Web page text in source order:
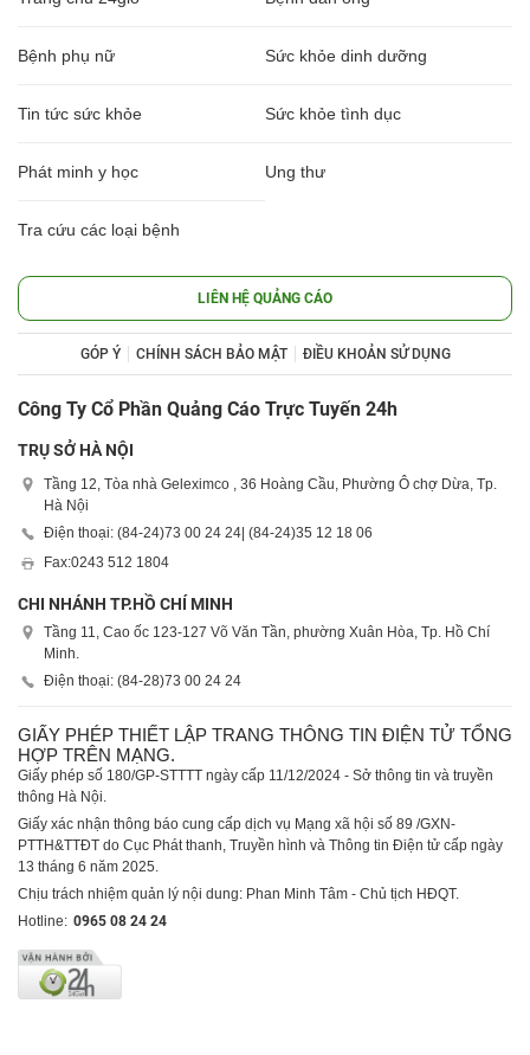
Bệnh phụ nữ Sức khỏe dinh dưỡng
Tin tức sức khỏe Sức khỏe tình dục
Phát minh y học Ung thư
Tra cứu các loại bệnh
LIÊN HỆ QUẢNG CÁO
GÓP Ý CHÍNH SÁCH BẢO MẬT ĐIỀU KHOẢN SỬ DỤNG
Công Ty Cổ Phần Quảng Cáo Trực Tuyến 24h
TRỤ SỞ HÀ NỘI
Tầng 12, Tòa nhà Geleximco , 36 Hoàng Cầu, Phường Ô chợ Dừa, Tp.
Hà Nội
Điện thoại: (84-24)73 00 24 24 | (84-24)35 12 18 06
Fax:0243 512 1804
CHI NHÁNH TP.HỒ CHÍ MINH
Tầng 11, Cao ốc 123-127 Võ Văn Tần, phường Xuân Hòa, Tp. Hồ Chí
Minh.
Điện thoại: (84-28)73 00 24 24
GIẤY PHÉP THIẾT LẬP TRANG THÔNG TIN ĐIỆN TỬ TỔNG
HỢP TRÊN MẠNG.
Giấy phép số 180/GP-STTTT ngày cấp 11/12/2024 - Sở thông tin và truyền
thông Hà Nội.
Giấy xác nhận thông báo cung cấp dịch vụ Mạng xã hội số 89 /GXN-
PTTH&TTĐT do Cục Phát thanh, Truyền hình và Thông tin Điện tử cấp ngày
13 tháng 6 năm 2025.
Chịu trách nhiệm quản lý nội dung: Phan Minh Tâm - Chủ tịch HĐQT.
Hotline: 0965 08 24 24